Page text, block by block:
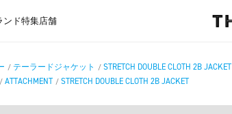
ンド特集店舗
/ テーラードジャケット / STRETCH DOUBLE CLOTH 2B JACKET
/ ATTACHMENT / STRETCH DOUBLE CLOTH 2B JACKET